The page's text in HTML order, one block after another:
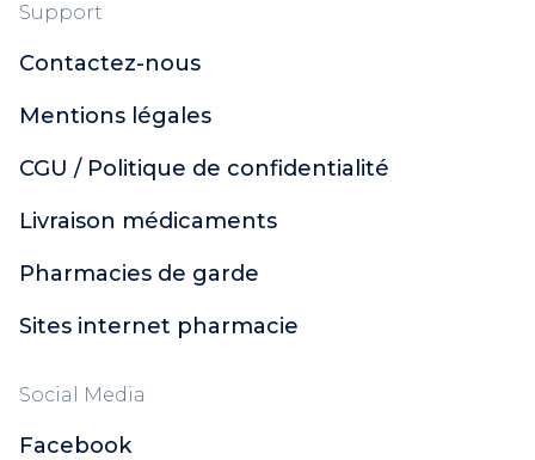
Support
Contactez-nous
Mentions légales
CGU / Politique de confidentialité
Livraison médicaments
Pharmacies de garde
Sites internet pharmacie
Social Media
Facebook